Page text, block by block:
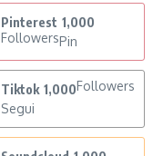
Pinterest 1,000
FollowersPin
Tiktok 1,000Followers
Segui